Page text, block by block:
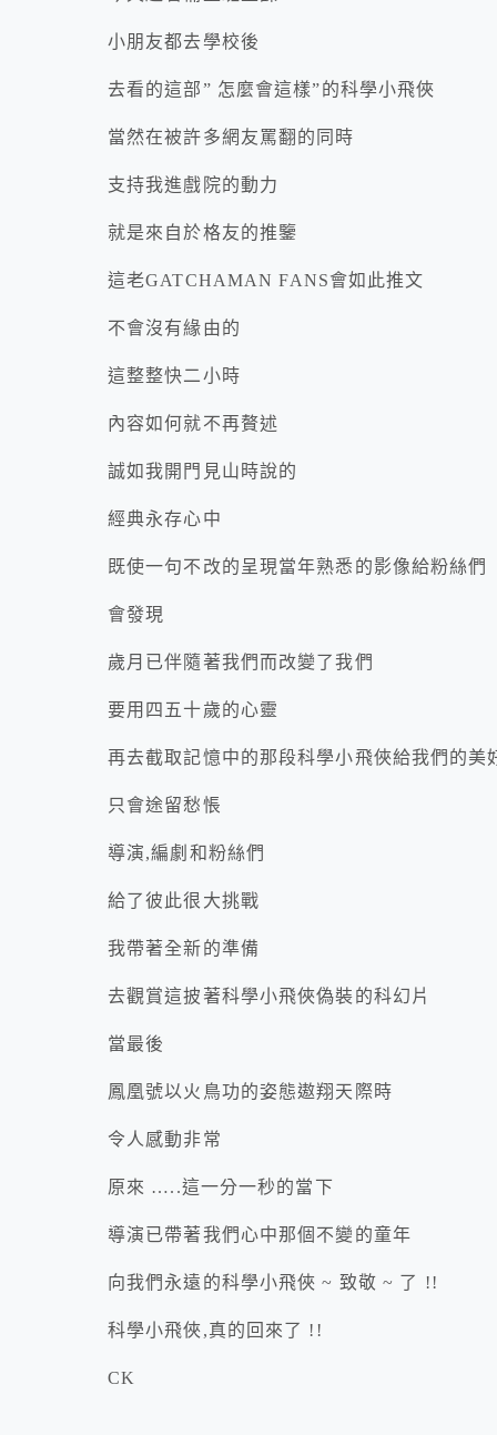
小朋友都去學校後
去看的這部” 怎麼會這樣”的科學小飛俠
當然在被許多網友罵翻的同時
支持我進戲院的動力
就是來自於格友的推鑒
這老GATCHAMAN FANS會如此推文
不會沒有緣由的
這整整快二小時
內容如何就不再贅述
誠如我開門見山時說的
經典永存心中
既使一句不改的呈現當年熟悉的影像給粉絲們
會發現
歲月已伴隨著我們而改變了我們
要用四五十歲的心靈
再去截取記憶中的那段科學小飛俠給我們的美
只會途留愁悵
導演,編劇和粉絲們
給了彼此很大挑戰
我帶著全新的準備
去觀賞這披著科學小飛俠偽裝的科幻片
當最後
鳳凰號以火鳥功的姿態遨翔天際時
令人感動非常
原來 …..這一分一秒的當下
導演已帶著我們心中那個不變的童年
向我們永遠的科學小飛俠 ~ 致敬 ~ 了 !!
科學小飛俠,真的回來了 !!
CK